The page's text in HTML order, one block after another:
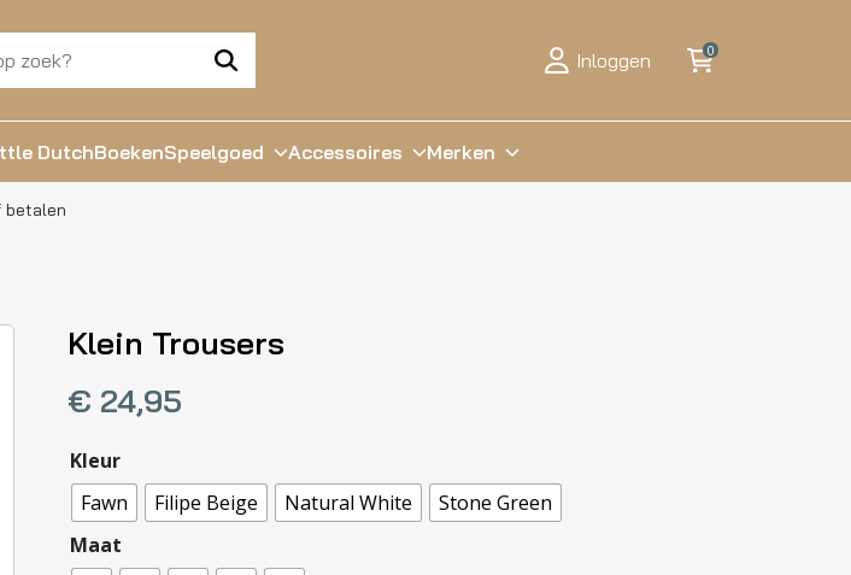
Inloggen 0
DutchBoekenSpeelgoed Accessoires Merken
betalen
Klein Trousers
€ 24,95
Kleur
Fawn
Filipe Beige Natural White
Stone Green
Maat